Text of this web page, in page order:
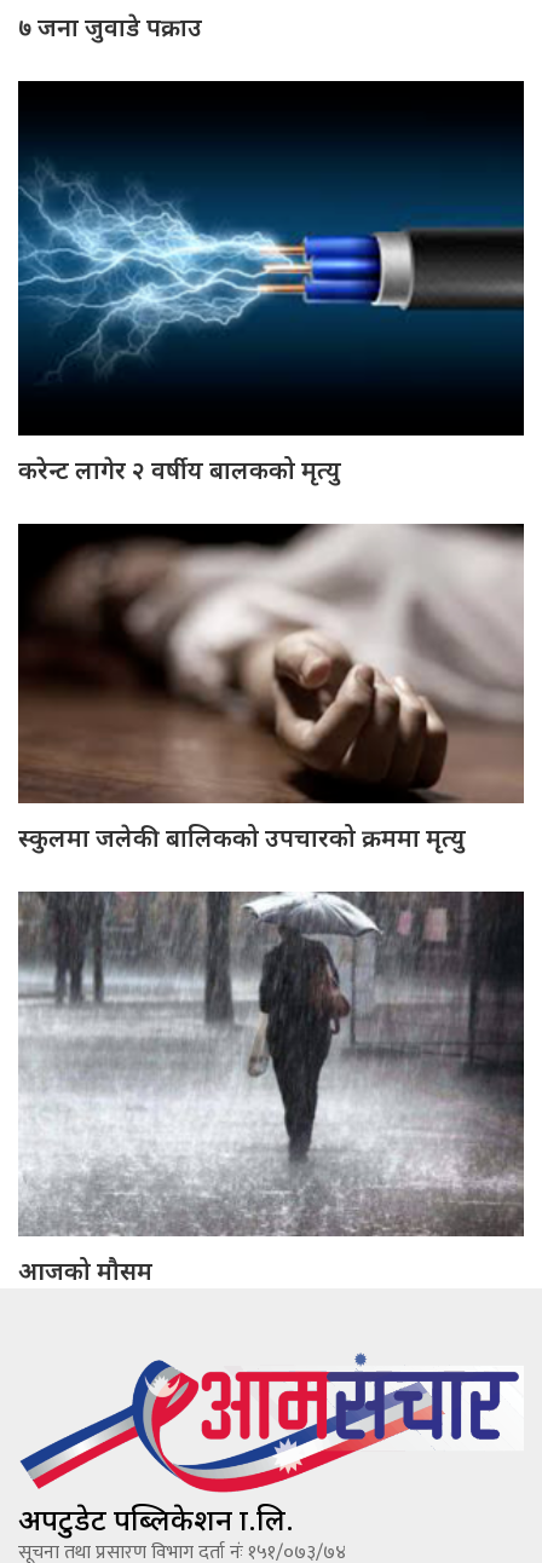
७ जना जुवाडे पक्राउ
करेन्ट लागेर २ वर्षीय बालकको मृत्यु
स्कुलमा जलेकी बालिकको उपचारको क्रममा मृत्यु
आजको मौसम
अपटुडेट पब्लिकेशन प्रा.लि.
सूचना तथा प्रसारण विभाग दर्ता नंः १५१/०७३/७४